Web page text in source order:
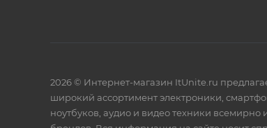
2026 © Интернет-магазин ItUnite.ru
широкий ассортимент электроники,
ноутбуков, аудио и видео техники всемирно